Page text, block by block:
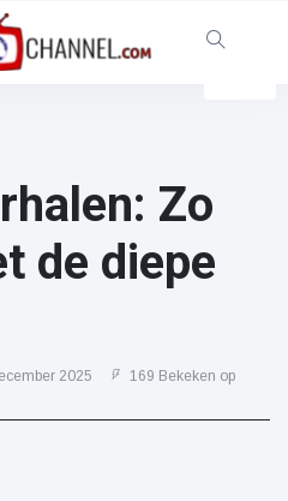
(81)
(13938)
Zo
de diepe
2025 169 Bekeken op